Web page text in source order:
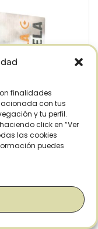
finalidades
con tus
y tu perfil.
click en “Ver
las cookies
puedes